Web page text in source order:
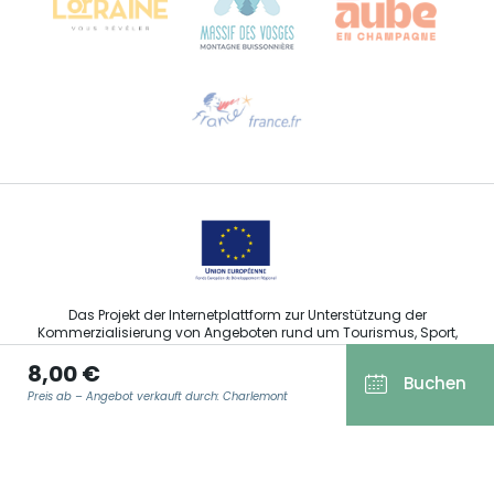
8,00 €
Preis ab – Angebot verkauft durch: Charlemont Buchen
Sprechen Sie uns per E-Mail an
Das Projekt der Internetplattform zur Unterstützung der
Kommerzialisierung von Angeboten rund um Tourismus, Sport,
Kultur und Weintourismus in der Region Grand Est wurde im
Rahmen der Maßnahmen der Europäischen Union zur
Abfederung der COVID-19-Pandemie vom Europäischen Fonds
für regionale Entwicklung (EFRE) finanziert.